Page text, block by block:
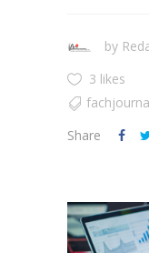
by
3 likes
Share